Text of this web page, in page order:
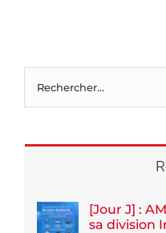
[Jour J] :
sa division